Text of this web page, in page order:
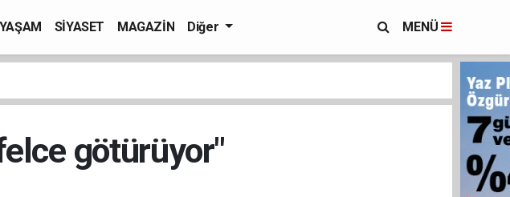
YAŞAM SİYASET MAGAZİN Diğer MENÜ
götürüyor"